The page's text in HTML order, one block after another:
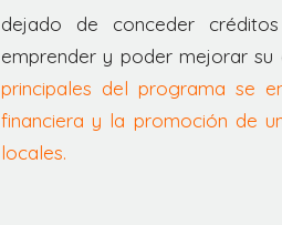
dejado de conceder
emprender y poder mejorar
principales del programa se
financiera y la promoción de
locales.